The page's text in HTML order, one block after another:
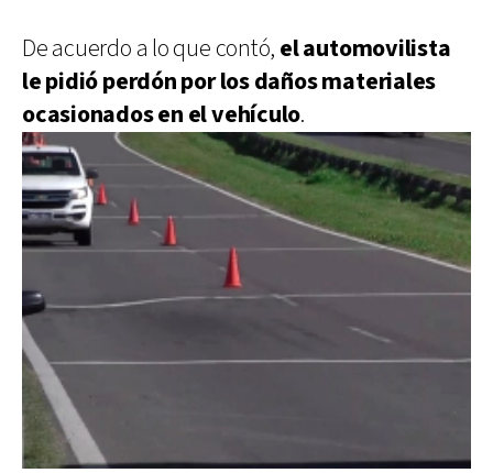
De acuerdo a lo que contó, el automovilista
le pidió perdón por los daños materiales
ocasionados en el vehículo.